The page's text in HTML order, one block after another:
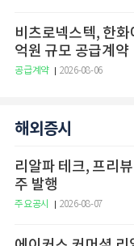
비츠로넥스텍, 한
억원 규모 공급계약
공급계약 2026-08-06
해외증시
리알파 테크, 프리
주 발행
주요공시 2026-08-07